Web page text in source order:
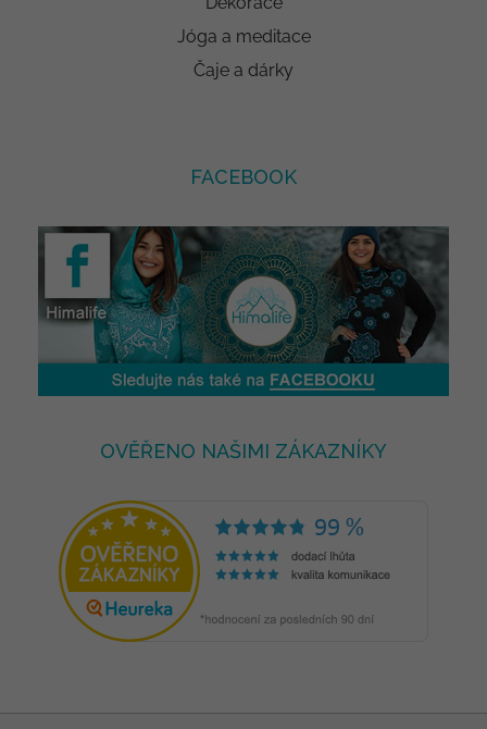
Jóga a meditace
Čaje a dárky
FACEBOOK
OVĚŘENO NAŠIMI ZÁKAZNÍKY